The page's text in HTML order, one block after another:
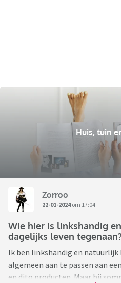
Huis, tuin
Zorroo
22-01-2024om 17:04
Wie hier is linkshandig
dagelijks leven tegenaan?
Ik ben linkshandig en natuurlijk
algemeen aan te passen aan
en dito producten. Maar bij